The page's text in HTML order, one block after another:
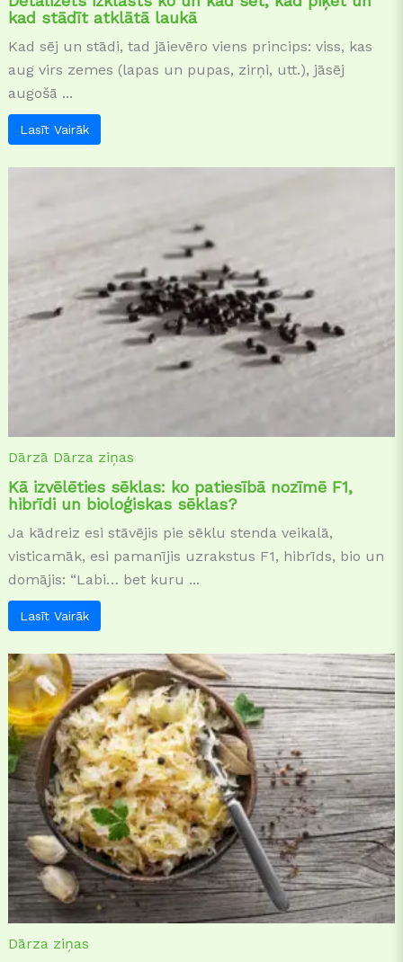
kad stādīt atklātā laukā
Kad sēj un stādi, tad jāievēro viens princips: viss, kas
aug virs zemes (lapas un pupas, zirņi, utt.), jāsēj
augošā ...
Lasīt Vairāk
Dārzā Dārza ziņas
Kā izvēlēties sēklas: ko patiesībā nozīmē F1,
hibrīdi un bioloģiskas sēklas?
Ja kādreiz esi stāvējis pie sēklu stenda veikalā,
visticamāk, esi pamanījis uzrakstus F1, hibrīds, bio un
domājis: “Labi… bet kuru ...
Lasīt Vairāk
Dārza ziņas